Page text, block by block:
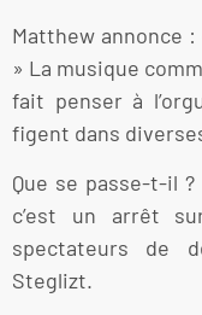
Matthew annonce :
» La musique
fait penser à
figent dans
Que se passe-t-il
c’est un arrêt
spectateurs de
Steglizt.